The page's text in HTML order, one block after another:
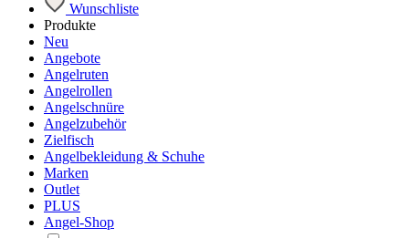
Wunschliste
Produkte
Neu
Angebote
Angelruten
Angelrollen
Angelschnüre
Angelzubehör
Zielfisch
Angelbekleidung & Schuhe
Marken
Outlet
PLUS
Angel-Shop